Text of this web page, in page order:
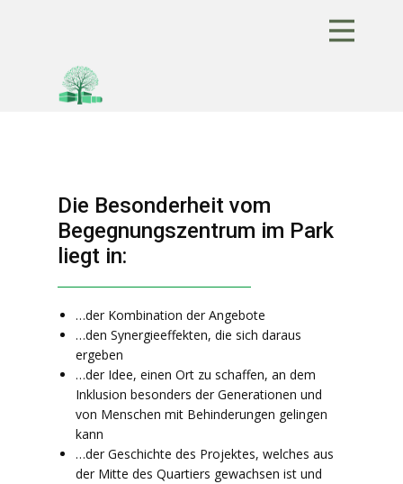
Die Besonderheit vom
Begegnungszentrum im Park
liegt in:
…der Kombination der Angebote
…den Synergieeffekten, die sich daraus
ergeben
…der Idee, einen Ort zu schaffen, an dem
Inklusion besonders der Generationen und
von Menschen mit Behinderungen gelingen
kann
…der Geschichte des Projektes, welches aus
der Mitte des Quartiers gewachsen ist und